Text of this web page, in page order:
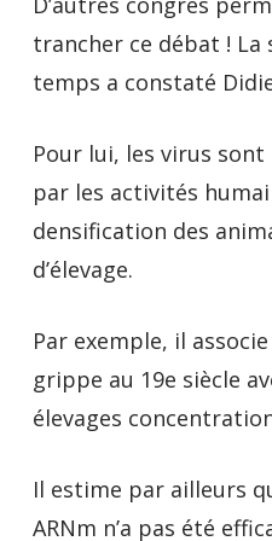
trancher ce débat ! La
temps a constaté
Pour lui, les virus
par les activités
densification des
d’élevage.
Par exemple, il
grippe au 19e siècle
élevages
Il estime par ailleurs
ARNm n’a pas été